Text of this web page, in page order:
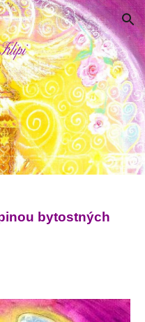
Skip to navigation
bytostných